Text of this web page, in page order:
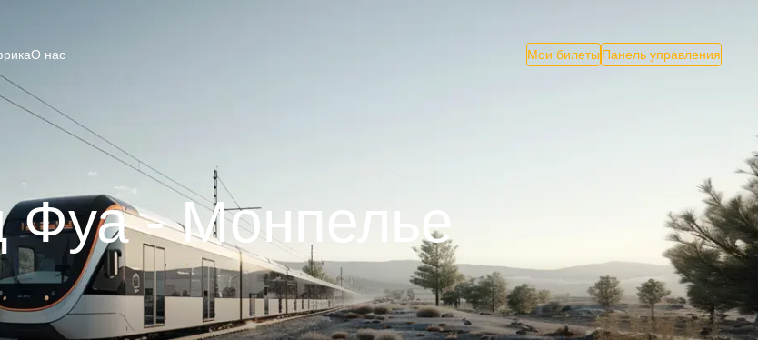
О нас Мои билеты Панель управления
Фуа - Монпелье